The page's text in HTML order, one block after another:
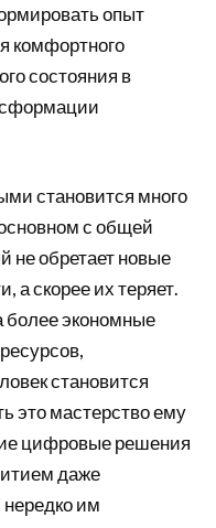
опыт
комфортного
состояния в
становится много
с общей
не обретает новые
а скорее их теряет.
более экономные
становится
это мастерство ему
цифровые решения
даже
нередко им